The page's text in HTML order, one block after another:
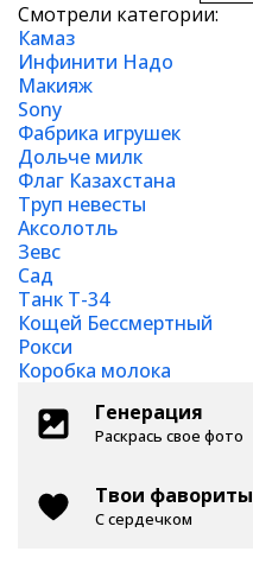
Смотрели категории:
Камаз
Инфинити Надо
Макияж
Sony
Фабрика игрушек
Дольче милк
Флаг Казахстана
Труп невесты
Аксолотль
Зевс
Сад
Танк Т-34
Кощей Бессмертный
Рокси
Коробка молока
Генерация
Раскрась свое фото
Твои фавориты
С сердечком